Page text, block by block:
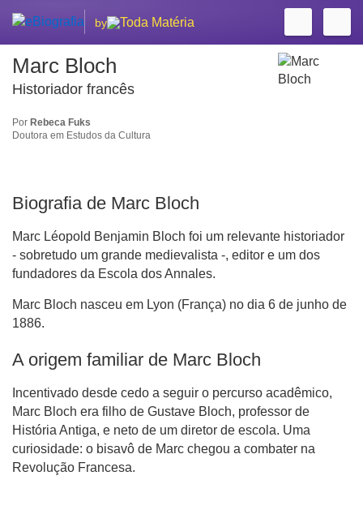
by
Marc Bloch
Historiador francês
Por Rebeca Fuks
Doutora em Estudos da Cultura
Biografia de Marc Bloch
Marc Léopold Benjamin Bloch foi um relevante historiador
- sobretudo um grande medievalista -, editor e um dos
fundadores da Escola dos Annales.
Marc Bloch nasceu em Lyon (França) no dia 6 de junho de
1886.
A origem familiar de Marc Bloch
Incentivado desde cedo a seguir o percurso acadêmico,
Marc Bloch era filho de Gustave Bloch, professor de
História Antiga, e neto de um diretor de escola. Uma
curiosidade: o bisavô de Marc chegou a combater na
Revolução Francesa.